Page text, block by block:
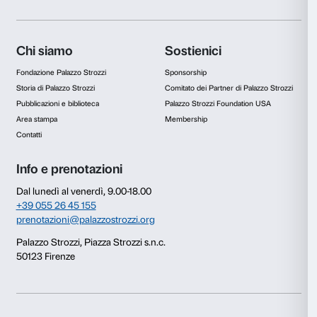
consenso
Preferenze
Statistiche